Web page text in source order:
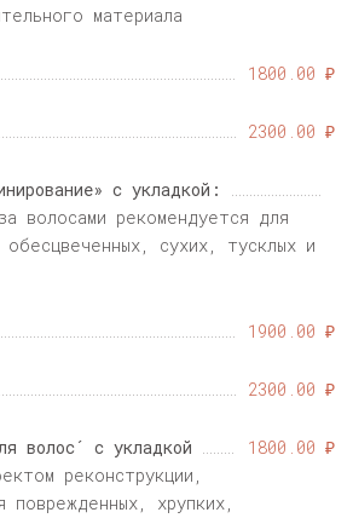
материала
1800.00 ₽
2300.00 ₽
с укладкой:
волосами рекомендуется для
сухих, тусклых и
1900.00 ₽
2300.00 ₽
волос´ с укладкой
1800.00 ₽
реконструкции,
поврежденных, хрупких,